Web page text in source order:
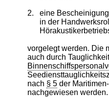
2.
eine
in der
vorgelegt werden. Die
auch durch
nach § 5der
nachgewiesen werden.